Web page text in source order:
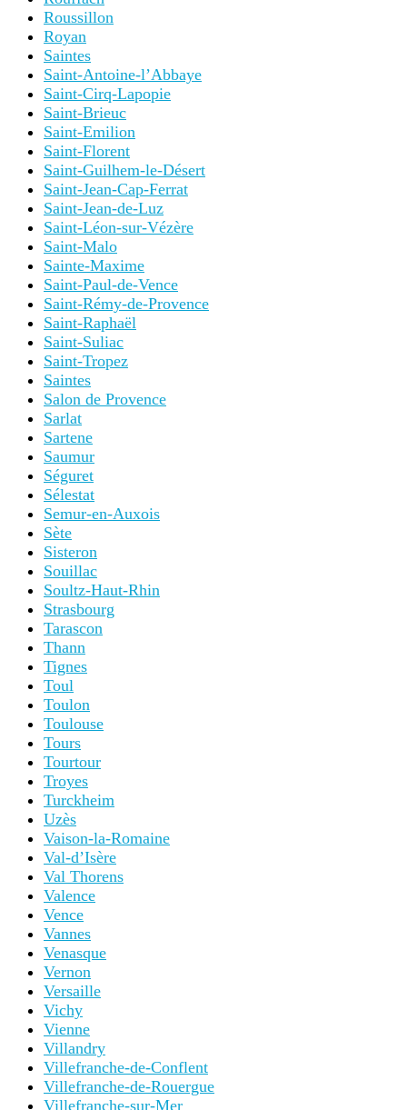
Roussillon
Royan
Saintes
Saint-Antoine-l’Abbaye
Saint-Cirq-Lapopie
Saint-Brieuc
Saint-Emilion
Saint-Florent
Saint-Guilhem-le-Désert
Saint-Jean-Cap-Ferrat
Saint-Jean-de-Luz
Saint-Léon-sur-Vézère
Saint-Malo
Sainte-Maxime
Saint-Paul-de-Vence
Saint-Rémy-de-Provence
Saint-Raphaël
Saint-Suliac
Saint-Tropez
Saintes
Salon de Provence
Sarlat
Sartene
Saumur
Séguret
Sélestat
Semur-en-Auxois
Sète
Sisteron
Souillac
Soultz-Haut-Rhin
Strasbourg
Tarascon
Thann
Tignes
Toul
Toulon
Toulouse
Tours
Tourtour
Troyes
Turckheim
Uzès
Vaison-la-Romaine
Val-d’Isère
Val Thorens
Valence
Vence
Vannes
Venasque
Vernon
Versaille
Vichy
Vienne
Villandry
Villefranche-de-Conflent
Villefranche-de-Rouergue
Villefranche-sur-Mer